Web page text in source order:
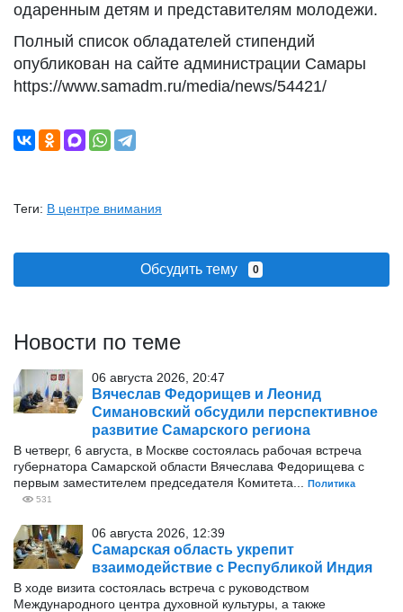
одаренным детям и представителям молодежи.
Полный список обладателей стипендий
опубликован на сайте администрации Самары
https://www.samadm.ru/media/news/54421/
Теги: В центре внимания
Обсудить тему 0
Новости по теме
06 августа 2026, 20:47
Вячеслав Федорищев и Леонид
Симановский обсудили перспективное
развитие Самарского региона
В четверг, 6 августа, в Москве состоялась рабочая встреча
губернатора Самарской области Вячеслава Федорищева с
первым заместителем председателя Комитета...
Политика
531
06 августа 2026, 12:39
Самарская область укрепит
взаимодействие с Республикой Индия
В ходе визита состоялась встреча с руководством
Международного центра духовной культуры, а также